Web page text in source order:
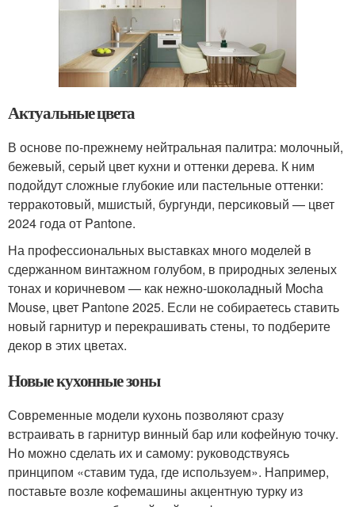
Актуальные цвета
В основе по-прежнему нейтральная палитра: молочный,
бежевый, серый цвет кухни и оттенки дерева. К ним
подойдут сложные глубокие или пастельные оттенки:
терракотовый, мшистый, бургунди, персиковый — цвет
2024 года от Pantone.
На профессиональных выставках много моделей в
сдержанном винтажном голубом, в природных зеленых
тонах и коричневом — как нежно-шоколадный Mocha
Mouse, цвет Pantone 2025. Если не собираетесь ставить
новый гарнитур и перекрашивать стены, то подберите
декор в этих цветах.
Новые кухонные зоны
Современные модели кухонь позволяют сразу
встраивать в гарнитур винный бар или кофейную точку.
Но можно сделать их и самому: руководствуясь
принципом «ставим туда, где используем». Например,
поставьте возле кофемашины акцентную турку из